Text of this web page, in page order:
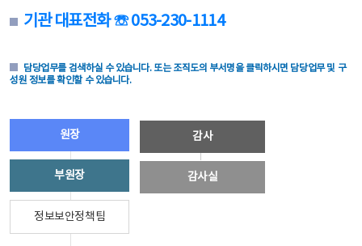
기관 대표전화 ☏ 053-230-1114
담당업무를 검색하실 수 있습니다. 또는 조직도의 부서명을 클릭하시면 담당업무 및 구
성원 정보를 확인할 수 있습니다.
원장
부원장
정보보안정책팀
감사
감사실